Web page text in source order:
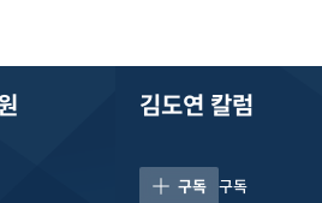
김도연 칼럼
구독 구독